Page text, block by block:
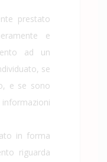
prestato
e
ad un
se
e se sono
informazioni
in forma
riguarda